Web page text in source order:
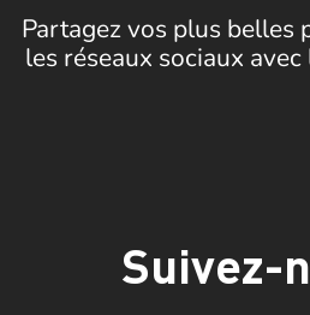
Partagez vos plus belles
les réseaux sociaux
Suivez-